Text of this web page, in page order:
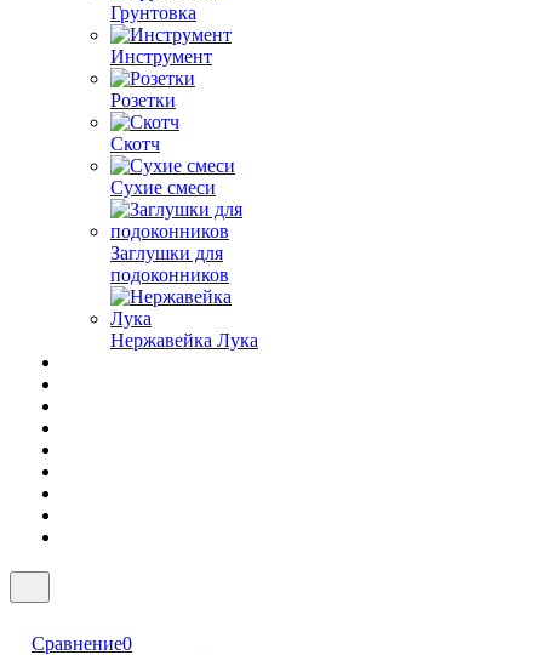
Грунтовка
Инструмент
Розетки
Скотч
Сухие смеси
Заглушки для
подоконников
Нержавейка Лука
Сравнение0